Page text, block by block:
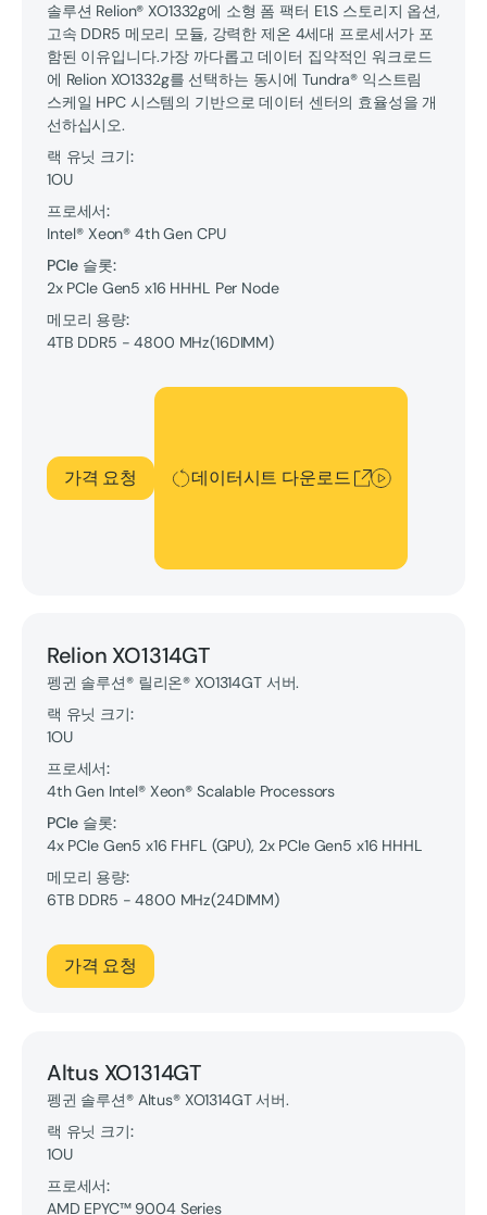
솔루션 Relion® XO1332g에 소형 폼 팩터 E1.S 스토리지 옵션,
고속 DDR5 메모리 모듈, 강력한 제온 4세대 프로세서가 포
함된 이유입니다.가장 까다롭고 데이터 집약적인 워크로드
에 Relion XO1332g를 선택하는 동시에 Tundra® 익스트림
스케일 HPC 시스템의 기반으로 데이터 센터의 효율성을 개
선하십시오.
랙 유닛 크기:
1OU
프로세서:
Intel® Xeon® 4th Gen CPU
PCIe 슬롯:
2x PCIe Gen5 x16 HHHL Per Node
메모리 용량:
4TB DDR5 - 4800 MHz(16DIMM)
가격 요청 데이터시트 다운로드
데이터시트 다운로드
Relion XO1314GT
펭귄 솔루션® 릴리온® XO1314GT 서버.
랙 유닛 크기:
1OU
프로세서:
4th Gen Intel® Xeon® Scalable Processors
PCIe 슬롯:
4x PCIe Gen5 x16 FHFL (GPU), 2x PCIe Gen5 x16 HHHL
메모리 용량:
6TB DDR5 - 4800 MHz(24DIMM)
가격 요청
Altus XO1314GT
펭귄 솔루션® Altus® XO1314GT 서버.
랙 유닛 크기:
1OU
프로세서:
AMD EPYC™ 9004 Series